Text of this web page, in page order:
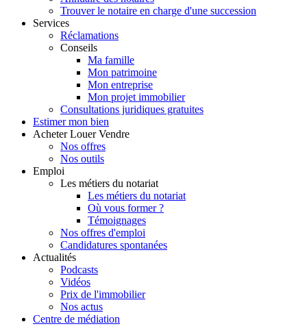
Trouver le notaire en charge d'une succession
Services
Réclamations
Conseils
Ma famille
Mon patrimoine
Mon entreprise
Mon projet immobilier
Consultations juridiques gratuites
Estimer mon bien
Acheter Louer Vendre
Nos offres
Nos outils
Emploi
Les métiers du notariat
Les métiers du notariat
Où vous former ?
Témoignages
Nos offres d'emploi
Candidatures spontanées
Actualités
Podcasts
Vidéos
Prix de l'immobilier
Nos actus
Centre de médiation